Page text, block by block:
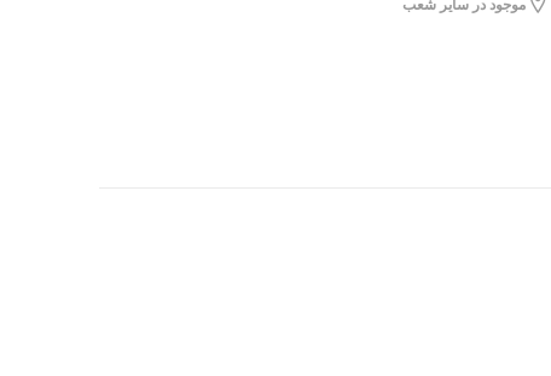
موجود در سایر شعب